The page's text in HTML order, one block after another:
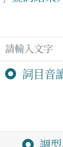
詞目音